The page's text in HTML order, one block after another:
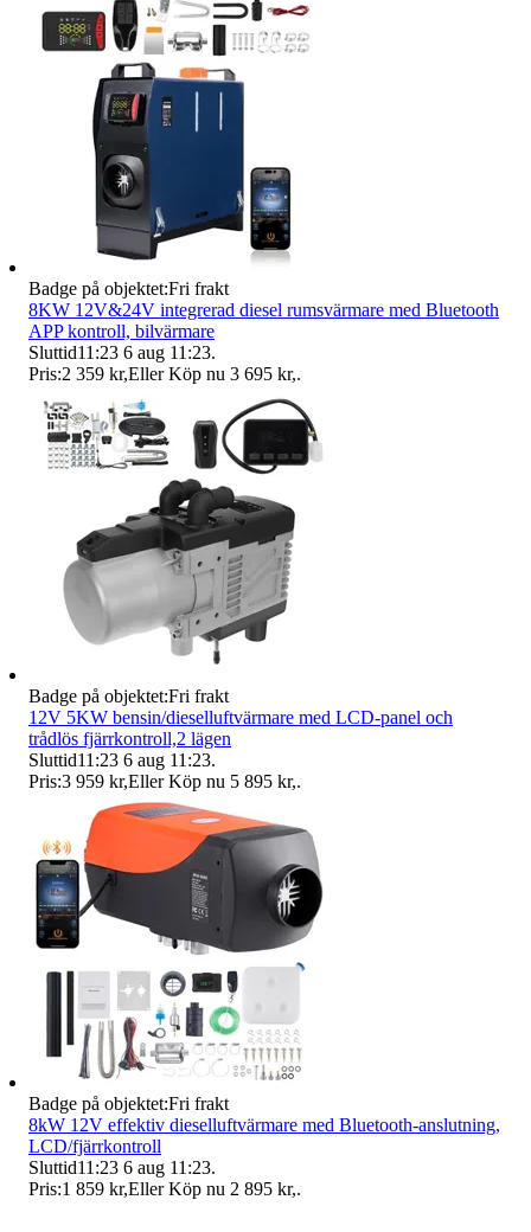
Badge på objektet:Fri frakt
8KW 12V&24V integrerad diesel rumsvärmare med Bluetooth
APP kontroll, bilvärmare
Sluttid11:23 6 aug 11:23.
Pris:2 359 kr,Eller Köp nu 3 695 kr,.
Badge på objektet:Fri frakt
12V 5KW bensin/dieselluftvärmare med LCD-panel och
trådlös fjärrkontroll,2 lägen
Sluttid11:23 6 aug 11:23.
Pris:3 959 kr,Eller Köp nu 5 895 kr,.
Badge på objektet:Fri frakt
8kW 12V effektiv dieselluftvärmare med Bluetooth-anslutning,
LCD/fjärrkontroll
Sluttid11:23 6 aug 11:23.
Pris:1 859 kr,Eller Köp nu 2 895 kr,.